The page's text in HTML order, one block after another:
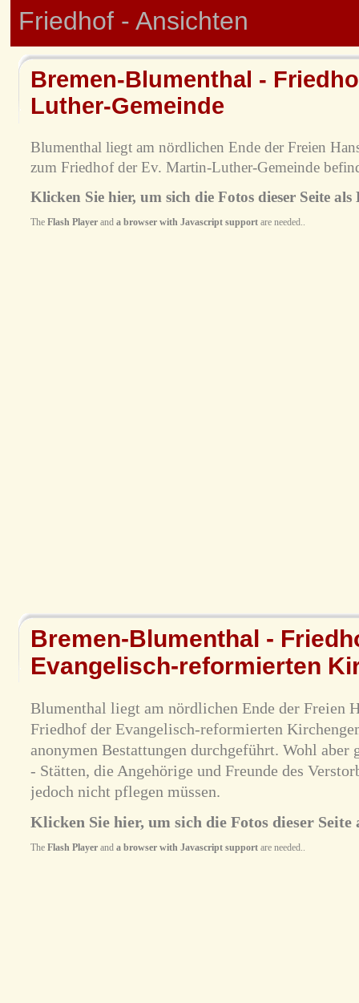
Friedhof - Ansichten
Bremen-Blumenthal -
Luther-Gemeinde
Blumenthal liegt am nördlichen Ende der Freien
zum Friedhof der Ev. Martin-Luther-Gemeinde
Klicken Sie hier, um sich die Fotos dieser Seite als
The Flash Playerand a browser with Javascript supportare needed..
Bremen-Blumenthal -
Evangelisch-reformierten
Blumenthal liegt am nördlichen Ende der Freien
Friedhof der Evangelisch-reformierten
anonymen Bestattungen durchgeführt. Wohl aber
- Stätten, die Angehörige und Freunde des
jedoch nicht pflegen müssen.
Klicken Sie hier, um sich die Fotos dieser Seite
The Flash Playerand a browser with Javascript supportare needed..